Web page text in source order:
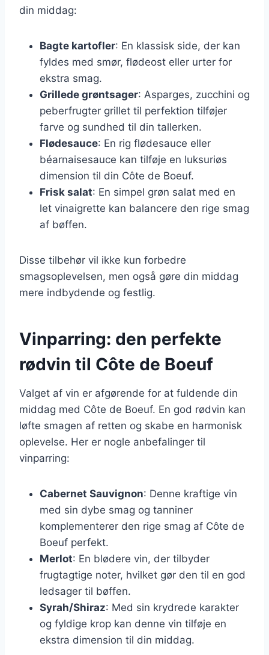
din middag:
Bagte kartofler: En klassisk side, der kan
fyldes med smør, flødeost eller urter for
ekstra smag.
Grillede grøntsager: Asparges, zucchini og
peberfrugter grillet til perfektion tilføjer
farve og sundhed til din tallerken.
Flødesauce: En rig flødesauce eller
béarnaisesauce kan tilføje en luksuriøs
dimension til din Côte de Boeuf.
Frisk salat: En simpel grøn salat med en
let vinaigrette kan balancere den rige smag
af bøffen.
Disse tilbehør vil ikke kun forbedre
smagsoplevelsen, men også gøre din middag
mere indbydende og festlig.
Vinparring: den perfekte
rødvin til Côte de Boeuf
Valget af vin er afgørende for at fuldende din
middag med Côte de Boeuf. En god rødvin kan
løfte smagen af retten og skabe en harmonisk
oplevelse. Her er nogle anbefalinger til
vinparring:
Cabernet Sauvignon: Denne kraftige vin
med sin dybe smag og tanniner
komplementerer den rige smag af Côte de
Boeuf perfekt.
Merlot: En blødere vin, der tilbyder
frugtagtige noter, hvilket gør den til en god
ledsager til bøffen.
Syrah/Shiraz: Med sin krydrede karakter
og fyldige krop kan denne vin tilføje en
ekstra dimension til din middag.